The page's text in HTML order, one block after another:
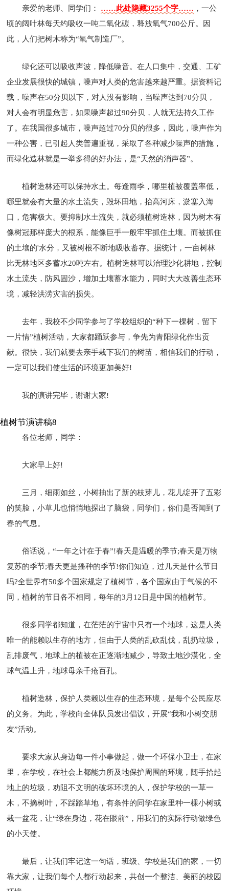
亲爱的老师、同学们： ……此处隐藏3255个字…… ，一公
顷的阔叶林每天约吸收一吨二氧化碳，释放氧气700公斤。因
此，人们把树木称为“氧气制造厂”。
绿化还可以吸收声波，降低噪音。在人口集中，交通、工矿
企业发展很快的城镇，噪声对人类的危害越来越严重。据资料记
载，噪声在50分贝以下，对人没有影响，当噪声达到70分贝，
对人会有明显危害，如果噪声超过90分贝，人就无法持久工作
了。在我国很多城市，噪声超过70分贝的很多，因此，噪声作为
一种公害，已引起人类普遍重视，采取了各种减少噪声的措施，
而绿化造林就是一举多得的好办法，是“天然的消声器”。
植树造林还可以保持水土。每逢雨季，哪里植被覆盖率低，
哪里就会有大量的水土流失，毁坏田地，抬高河床，淤塞入海
口，危害极大。要抑制水土流失，就必须植树造林，因为树木有
像树冠那样庞大的根系，能像巨手一般牢牢抓住土壤。而被抓住
的土壤的'水分，又被树根不断地吸收蓄存。据统计，一亩树林
比无林地区多蓄水20吨左右。植树造林可以治理沙化耕地，控制
水土流失，防风固沙，增加土壤蓄水能力，同时大大改善生态环
境，减轻洪涝灾害的损失。
去年，我校不少同学参与了学校组织的“种下一棵树，留下
一片情”植树活动，大家都踊跃参与，争先为青阳绿化作出贡
献。很快，我们就要去亲手栽下我们的树苗，相信我们的行动，
一定可以我们使生活的环境更加美好!
我的演讲完毕，谢谢大家!
植树节演讲稿8
各位老师，同学：
大家早上好!
三月，细雨如丝，小树抽出了新的枝芽儿，花儿绽开了五彩
的笑脸，小草儿也悄悄地探出了脑袋，同学们，你们是否闻到了
春的气息。
俗话说，“一年之计在于春”!春天是温暖的季节;春天是万物
复苏的季节;春天更是播种的季节!你们知道，过几天是什么节日
吗?全世界有50多个国家规定了植树节，各个国家由于气候的不
同，植树的节日各不相同，每年的3月12日是中国的植树节。
很多同学都知道，在茫茫的宇宙中只有一个地球，这是人类
唯一的能赖以生存的地方，但由于人类的乱砍乱伐，乱扔垃圾，
乱排废气，地球上的植被在正逐渐地减少，导致土地沙漠化，全
球气温上升，地球母亲千疮百孔。
植树造林，保护人类赖以生存的生态环境，是每个公民应尽
的义务。为此，学校向全体队员发出倡议，开展“我和小树交朋
友”活动。
要求大家从身边每一件小事做起，做一个环保小卫士，在家
里，在学校，在社会上都能力所及地保护周围的环境，随手拾起
地上的垃圾，劝阻不文明的破坏环境的人，保护学校的一草一
木，不摘树叶，不踩踏草地，有条件的同学在家里种一棵小树或
栽一盆花，让“绿在身边，花在眼前”，用我们的实际行动做绿色
的小天使。
最后，让我们牢记这一句话，班级、学校是我们的家，一切
靠大家，让我们每个人都行动起来，共创一个整洁、美丽的校园